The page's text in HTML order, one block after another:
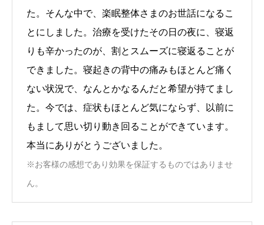
た。そんな中で、楽眠整体さまのお世話になるこ
とにしました。治療を受けたその日の夜に、寝返
りも辛かったのが、割とスムーズに寝返ることが
できました。寝起きの背中の痛みもほとんど痛く
ない状況で、なんとかなるんだと希望が持てまし
た。今では、症状もほとんど気にならず、以前に
もまして思い切り動き回ることができています。
本当にありがとうございました。
※お客様の感想であり効果を保証するものではありませ
ん。